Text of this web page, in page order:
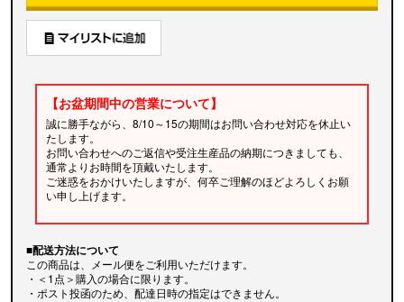
【お盆期間中の営業について】
誠に勝手ながら、8/10～15の期間はお問い合わせ対応を休止い
たします。
お問い合わせへのご返信や受注生産品の納期につきましても、
通常よりお時間を頂戴いたします。
ご迷惑をおかけいたしますが、何卒ご理解のほどよろしくお願
い申し上げます。
■配送方法について
この商品は、メール便をご利用いただけます。
・＜1点＞購入の場合に限ります。
・ポスト投函のため、配達日時の指定はできません。